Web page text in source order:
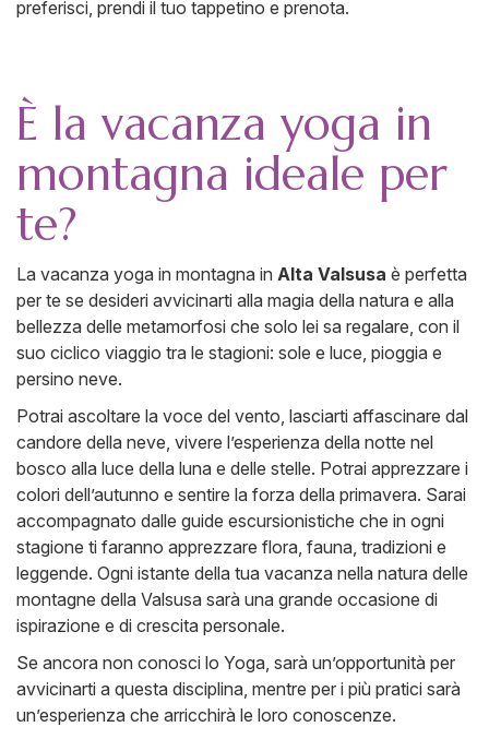
preferisci, prendi il tuo tappetino e prenota.
È la vacanza yoga in
montagna ideale per
te?
La vacanza yoga in montagna in Alta Valsusa è perfetta
per te se desideri avvicinarti alla magia della natura e alla
bellezza delle metamorfosi che solo lei sa regalare, con il
suo ciclico viaggio tra le stagioni: sole e luce, pioggia e
persino neve.
Potrai ascoltare la voce del vento, lasciarti affascinare dal
candore della neve, vivere l’esperienza della notte nel
bosco alla luce della luna e delle stelle. Potrai apprezzare i
colori dell’autunno e sentire la forza della primavera. Sarai
accompagnato dalle guide escursionistiche che in ogni
stagione ti faranno apprezzare flora, fauna, tradizioni e
leggende. Ogni istante della tua vacanza nella natura delle
montagne della Valsusa sarà una grande occasione di
ispirazione e di crescita personale.
Se ancora non conosci lo Yoga, sarà un’opportunità per
avvicinarti a questa disciplina, mentre per i più pratici sarà
un’esperienza che arricchirà le loro conoscenze.